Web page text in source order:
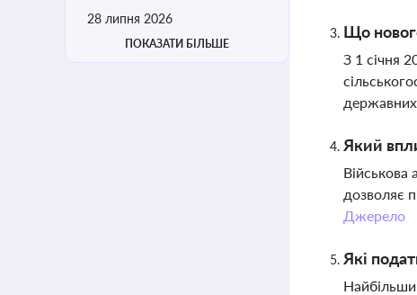
28 липня 2026
ПОКАЗАТИ БІЛЬШЕ
Що
З 1 січня
Який
Військова
дозволяє
Джерело
Які